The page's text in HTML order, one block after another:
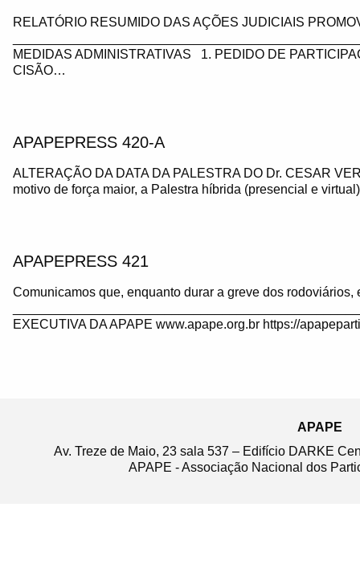
RELATÓRIO RESUMIDO DAS AÇÕES JUDICIAIS
MEDIDAS ADMINISTRATIVAS 1. PEDIDO DE
CISÃO…
APAPEPRESS 420-A
ALTERAÇÃO DA DATA DA PALESTRA DO Dr. CESAR
motivo de força maior, a Palestra híbrida (presencial e
APAPEPRESS 421
Comunicamos que, enquanto durar a greve dos
EXECUTIVA DA APAPE www.apape.org.br https://
APAPE
Av. Treze de Maio, 23 sala 537 – Edifício DARKE
APAPE - Associação Nacional dos